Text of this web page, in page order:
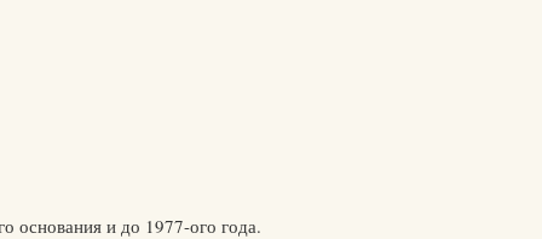
основания и до 1977-ого года.